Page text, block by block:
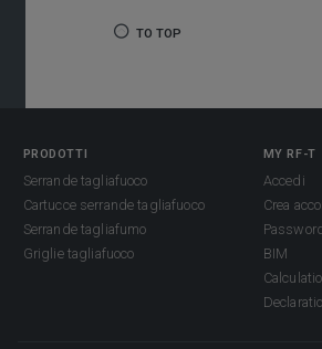
TO TOP
PRODOTTI
Serrande tagliafuoco
Cartucce serrande tagliafuoco
Serrande tagliafumo
Griglie tagliafuoco
MY RF-T
Accedi
Crea
BIM